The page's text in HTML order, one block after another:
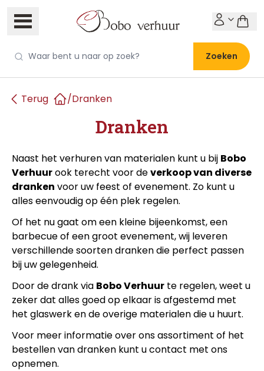
Zoeken
Terug
/Dranken
Dranken
Naast het verhuren van materialen kunt u bij Bobo
Verhuurook terecht voor deverkoop van diverse
dranken voor uw feest of evenement. Zo kunt u
alles eenvoudig op één plek regelen.
Of het nu gaat om een kleine bijeenkomst, een
barbecue of een groot evenement, wij leveren
verschillende soorten dranken die perfect passen
bij uw gelegenheid.
Door de drank via Bobo Verhuur te regelen, weet u
zeker dat alles goed op elkaar is afgestemd met
het glaswerk en de overige materialen die u huurt.
Voor meer informatie over ons assortiment of het
bestellen van dranken kunt u contact met ons
opnemen.